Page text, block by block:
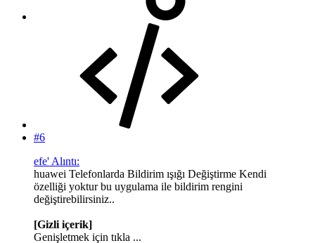
#6
efe' Alıntı:
huawei Telefonlarda Bildirim ışığı Değiştirme Kendi
özelliği yoktur bu uygulama ile bildirim rengini
değiştirebilirsiniz..
[Gizli içerik]
Genişletmek için tıkla ...